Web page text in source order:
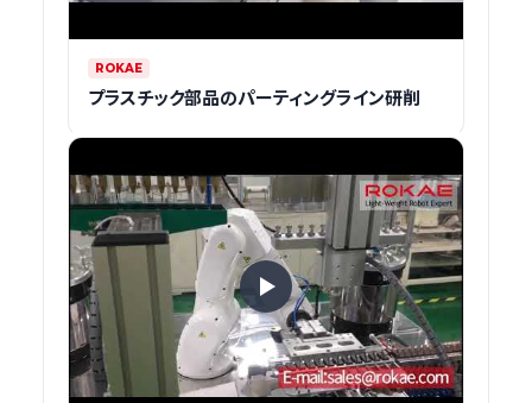
ROKAE
プラスチック部品のパーティングライン研削